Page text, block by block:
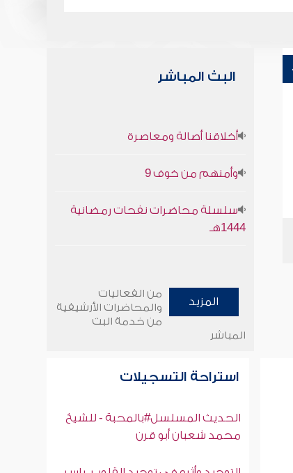
البث المباشر
أخلاقنا أصالة ومعاصرة
وأمنهم من خوف 9
سلسلة محاضرات نفحات رمضانية
1444هـ
المزيد
من الفعاليات
والمحاضرات الأرشيفية
من خدمة البث
المباشر
استراحة التسجيلات
الحديث المسلسل#بالمحبة - للشيخ
محمد شعبان أبو قرن